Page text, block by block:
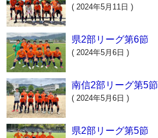
( 2024年5月11日 )
県2部リーグ第6節
( 2024年5月6日 )
南信2部リーグ第5節
( 2024年5月6日 )
県2部リーグ第5節